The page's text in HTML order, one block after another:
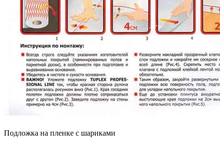
Подложка на пленке с шариками